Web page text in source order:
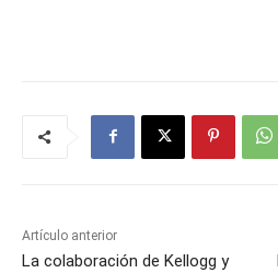
Artículo anterior
La colaboración de Kellogg y